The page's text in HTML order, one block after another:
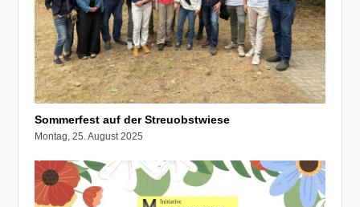
Sommerfest auf der Streuobstwiese
Montag, 25. August 2025